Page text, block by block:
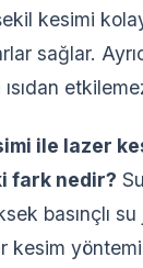
kesimi
sağlar.
ile lazer
fark nedir?
basınçlı su
kesim